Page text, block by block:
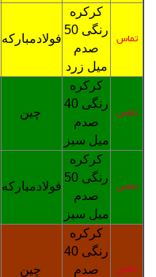
تماس
کرکره
رنگی
50
صدم
میل زرد
فولادمبارکه
تماس
کرکره
رنگی 40
صدم
میل سبز
چین
تماس
کرکره
رنگی
50
صدم
میل سبز
فولادمبارکه
تماس
کرکره
رنگی 40
صدم
چین